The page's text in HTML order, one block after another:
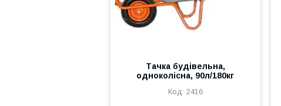
Тачка будівельна,
одноколісна, 90л/180кг
2416